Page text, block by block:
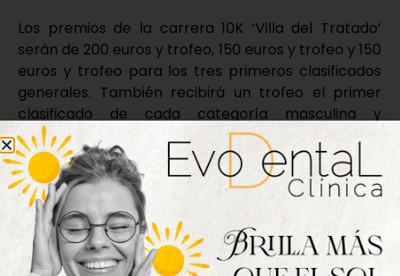
Los premios de la carrera 10K ‘Villa del Tratado’
serán de 200 euros y trofeo, 150 euros y trofeo y 150
euros y trofeo para los tres primeros clasificados
generales. También recibirá un trofeo el primer
clasificado de cada categoría masculina y
femenina. Por su parte, los primeros atletas locales
recibirán 100 euros y trofeo, 75 euros y trofeo y 50
euros y trofeo respectivamente. En caso de
superar los récords de la competición se otorgará
un premio adicional de 200 euros -30:02 en poder
de Korir Kipyego Shadrack en categoría masculina
obtenido en 2019 y de 33:03 en poder de Paula